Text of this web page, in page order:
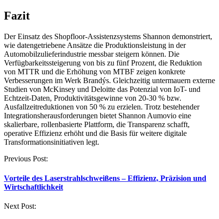
Fazit
Der Einsatz des Shopfloor-Assistenzsystems Shannon demonstriert,
wie datengetriebene Ansätze die Produktionsleistung in der
Automobilzulieferindustrie messbar steigern können. Die
Verfügbarkeitssteigerung von bis zu fünf Prozent, die Reduktion
von MTTR und die Erhöhung von MTBF zeigen konkrete
Verbesserungen im Werk Brandýs. Gleichzeitig untermauern externe
Studien von McKinsey und Deloitte das Potenzial von IoT- und
Echtzeit-Daten, Produktivitätsgewinne von 20-30 % bzw.
Ausfallzeitreduktionen von 50 % zu erzielen. Trotz bestehender
Integrationsherausforderungen bietet Shannon Aumovio eine
skalierbare, rollenbasierte Plattform, die Transparenz schafft,
operative Effizienz erhöht und die Basis für weitere digitale
Transformationsinitiativen legt.
Post
Previous Post:
Vorteile des Laserstrahlschweißens – Effizienz, Präzision und
Wirtschaftlichkeit
Next Post: